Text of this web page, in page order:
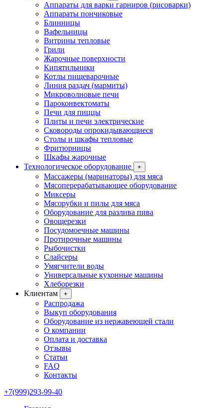
Аппараты для варки гарниров (рисоварки)
Аппараты пончиковые
Блинницы
Вафельницы
Витрины тепловые
Грили
Жарочные поверхности
Кипятильники
Котлы пищеварочные
Линия раздач (мармиты)
Микроволновые печи
Пароконвектоматы
Печи для пиццы
Плиты и печи электрические
Сковороды опрокидывающиеся
Столы и шкафы тепловые
Фритюрницы
Шкафы жарочные
Технологическое оборудование
+
Массажеры (маринаторы) для мяса
Мясоперерабатывающее оборудование
Миксеры
Мясорубки и пилы для мяса
Оборудование для разлива пива
Овощерезки
Посудомоечные машины
Протирочные машины
Рыбочистки
Слайсеры
Умягчители воды
Универсальные кухонные машины
Хлеборезки
Клиентам
+
Распродажа
Выкуп оборудования
Оборудование из нержавеющей стали
О компании
Оплата и доставка
Отзывы
Статьи
FAQ
Контакты
+7(999)293-99-40